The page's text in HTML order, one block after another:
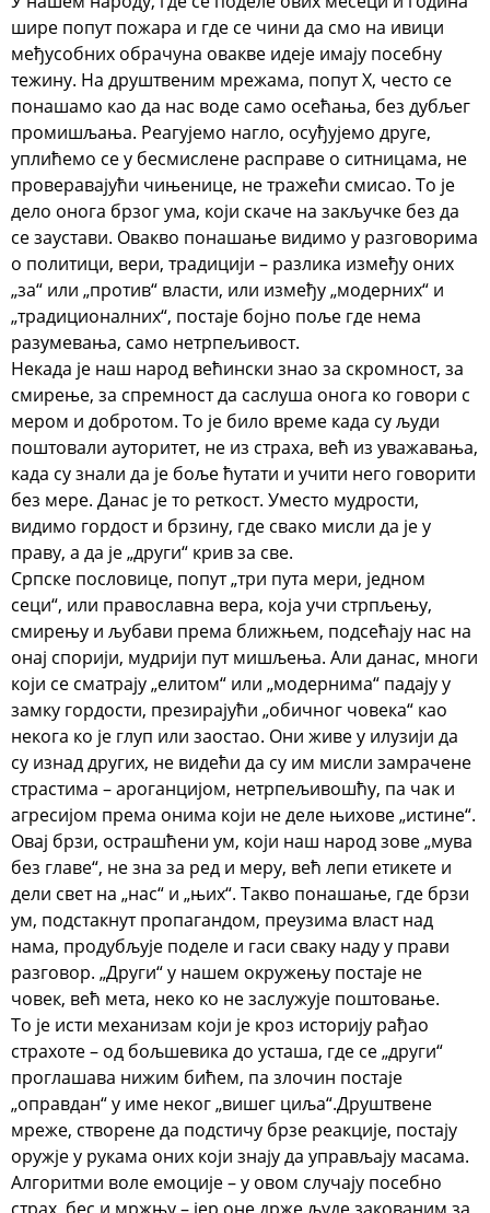
шире попут пожара и где се чини да смо на ивици
међусобних обрачуна овакве идеје имају посебну
тежину. На друштвеним мрежама, попут X, често се
понашамо као да нас воде само осећања, без дубљег
промишљања. Реагујемо нагло, осуђујемо друге,
уплићемо се у бесмислене расправе о ситницама, не
проверавајући чињенице, не тражећи смисао. То је
дело онога брзог ума, који скаче на закључке без да
се заустави. Овакво понашање видимо у разговорима
о политици, вери, традицији – разлика између оних
„за“ или „против“ власти, или између „модерних“ и
„традиционалних“, постаје бојно поље где нема
разумевања, само нетрпељивост.
Некада је наш народ већински знао за скромност, за
смирење, за спремност да саслуша онога ко говори с
мером и добротом. То је било време када су људи
поштовали ауторитет, не из страха, већ из уважавања,
када су знали да је боље ћутати и учити него говорити
без мере. Данас је то реткост. Уместо мудрости,
видимо гордост и брзину, где свако мисли да је у
праву, а да је „други“ крив за све.
Српске пословице, попут „три пута мери, једном
сеци“, или православна вера, која учи стрпљењу,
смирењу и љубави према ближњем, подсећају нас на
онај спорији, мудрији пут мишљења. Али данас, многи
који се сматрају „елитом“ или „модернима“ падају у
замку гордости, презирајући „обичног човека“ као
некога ко је глуп или заостао. Они живе у илузији да
су изнад других, не видећи да су им мисли замрачене
страстима – ароганцијом, нетрпељивошћу, па чак и
агресијом према онима који не деле њихове „истине“.
Овај брзи, острашћени ум, који наш народ зове „мува
без главе“, не зна за ред и меру, већ лепи етикете и
дели свет на „нас“ и „њих“. Такво понашање, где брзи
ум, подстакнут пропагандом, преузима власт над
нама, продубљује поделе и гаси сваку наду у прави
разговор. „Други“ у нашем окружењу постаје не
човек, већ мета, неко ко не заслужује поштовање.
То је исти механизам који је кроз историју рађао
страхоте – од бољшевика до усташа, где се „други“
проглашава нижим бићем, па злочин постаје
„оправдан“ у име неког „вишег циља“.Друштвене
мреже, створене да подстичу брзе реакције, постају
оружје у рукама оних који знају да управљају масама.
Алгоритми воле емоције – у овом случају посебно